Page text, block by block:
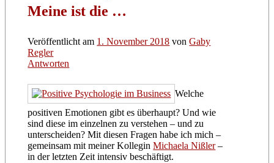
Meine ist die …
Veröffentlicht am 1. November 2018 vonGaby
Regler
Antworten
Welche
positiven Emotionen gibt es überhaupt? Und wie
sind diese im einzelnen zu verstehen – und zu
unterscheiden? Mit diesen Fragen habe ich mich –
gemeinsam mit meiner KolleginMichaela Nißler–
in der letzten Zeit intensiv beschäftigt.